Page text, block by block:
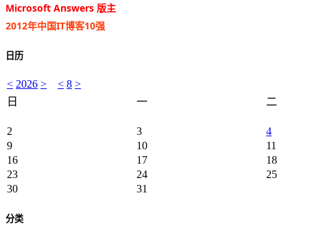
Microsoft Answers 版主
2012年中国IT博客10强
日历
< 2026 > < 8 >
日
一 二
2
3 4
9
10 11
16
17 18
23
24 25
30
31
分类